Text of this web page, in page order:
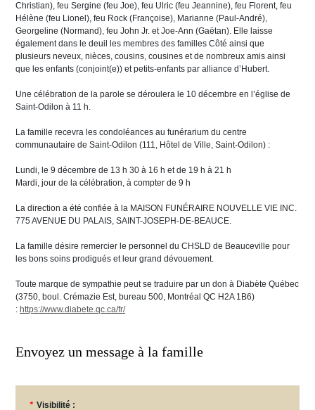
Christian), feu Sergine (feu Joe), feu Ulric (feu Jeannine), feu Florent, feu
Hélène (feu Lionel), feu Rock (Françoise), Marianne (Paul-André),
Georgeline (Normand), feu John Jr. et Joe-Ann (Gaëtan). Elle laisse
également dans le deuil les membres des familles Côté ainsi que
plusieurs neveux, nièces, cousins, cousines et de nombreux amis ainsi
que les enfants (conjoint(e)) et petits-enfants par alliance d’Hubert.
Une célébration de la parole se déroulera le 10 décembre en l’église de
Saint-Odilon à 11 h.
La famille recevra les condoléances au funérarium du centre
communautaire de Saint-Odilon (111, Hôtel de Ville, Saint-Odilon) :
Lundi, le 9 décembre de 13 h 30 à 16 h et de 19 h à 21 h
Mardi, jour de la célébration, à compter de 9 h
La direction a été confiée à la MAISON FUNÉRAIRE NOUVELLE VIE INC.
775 AVENUE DU PALAIS, SAINT-JOSEPH-DE-BEAUCE.
La famille désire remercier le personnel du CHSLD de Beauceville pour
les bons soins prodigués et leur grand dévouement.
Toute marque de sympathie peut se traduire par un don à Diabète Québec
(3750, boul. Crémazie Est, bureau 500, Montréal QC H2A 1B6)
: https://www.diabete.qc.ca/fr/
Envoyez un message à la famille
* Visibilité :